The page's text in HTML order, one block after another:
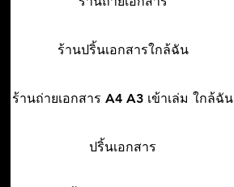
ร้านปริ้นเอกสารใกล้ฉัน
ร้านถ่ายเอกสาร A4 A3 เข้าเล่ม ใกล้ฉัน
ปริ้นเอกสาร